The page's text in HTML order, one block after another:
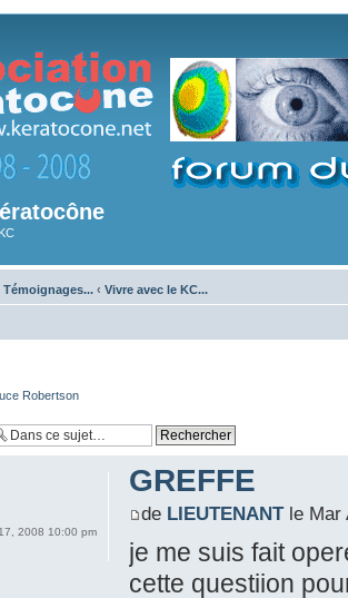
Témoignages... ‹ Vivre avec le KC...
Robertson
GREFFE
de LIEUTENANTle Mar
je me suis fait
cette questiion
2008 10:00 pm